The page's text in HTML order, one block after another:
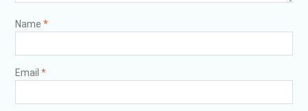
Name *
Email *